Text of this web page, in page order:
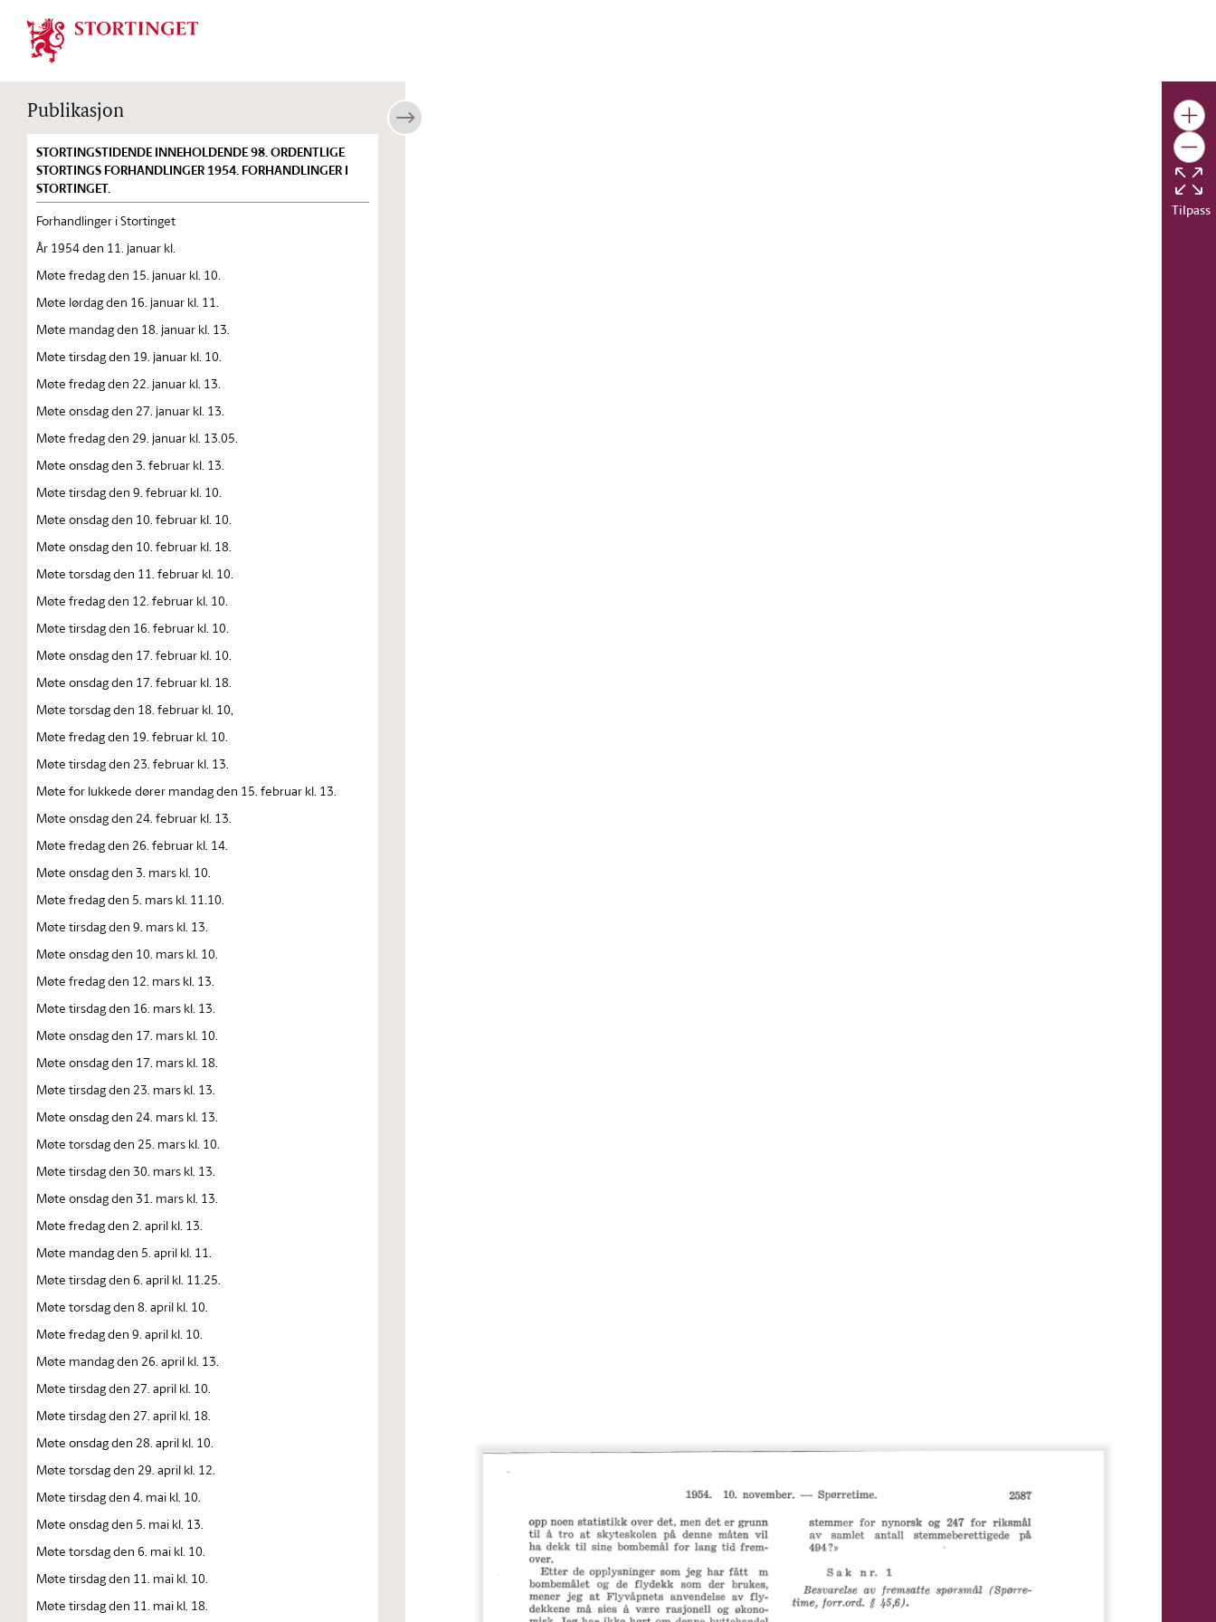
Stortinget.no
Publikasjon
STORTINGSTIDENDE INNEHOLDENDE 98. ORDENTLIGE
STORTINGS FORHANDLINGER 1954. FORHANDLINGER I
STORTINGET.
Forhandlinger i Stortinget
År 1954 den 11. januar kl.
Møte fredag den 15. januar kl. 10.
Møte lørdag den 16. januar kl. 11.
Møte mandag den 18. januar kl. 13.
Møte tirsdag den 19. januar kl. 10.
Møte fredag den 22. januar kl. 13.
Møte onsdag den 27. januar kl. 13.
Møte fredag den 29. januar kl. 13.05.
Møte onsdag den 3. februar kl. 13.
Møte tirsdag den 9. februar kl. 10.
Møte onsdag den 10. februar kl. 10.
Møte onsdag den 10. februar kl. 18.
Møte torsdag den 11. februar kl. 10.
Møte fredag den 12. februar kl. 10.
Møte tirsdag den 16. februar kl. 10.
Møte onsdag den 17. februar kl. 10.
Møte onsdag den 17. februar kl. 18.
Møte torsdag den 18. februar kl. 10,
Møte fredag den 19. februar kl. 10.
Møte tirsdag den 23. februar kl. 13.
Møte for lukkede dører mandag den 15. februar kl. 13.
Møte onsdag den 24. februar kl. 13.
Møte fredag den 26. februar kl. 14.
Møte onsdag den 3. mars kl. 10.
Møte fredag den 5. mars kl. 11.10.
Møte tirsdag den 9. mars kl. 13.
Møte onsdag den 10. mars kl. 10.
Møte fredag den 12. mars kl. 13.
Møte tirsdag den 16. mars kl. 13.
Møte onsdag den 17. mars kl. 10.
Møte onsdag den 17. mars kl. 18.
Møte tirsdag den 23. mars kl. 13.
Møte onsdag den 24. mars kl. 13.
Møte torsdag den 25. mars kl. 10.
Møte tirsdag den 30. mars kl. 13.
Møte onsdag den 31. mars kl. 13.
Møte fredag den 2. april kl. 13.
Møte mandag den 5. april kl. 11.
Møte tirsdag den 6. april kl. 11.25.
Møte torsdag den 8. april kl. 10.
Møte fredag den 9. april kl. 10.
Møte mandag den 26. april kl. 13.
Møte tirsdag den 27. april kl. 10.
Møte tirsdag den 27. april kl. 18.
Møte onsdag den 28. april kl. 10.
Møte torsdag den 29. april kl. 12.
Møte tirsdag den 4. mai kl. 10.
Møte onsdag den 5. mai kl. 13.
Møte torsdag den 6. mai kl. 10.
Møte tirsdag den 11. mai kl. 10.
Møte tirsdag den 11. mai kl. 18.